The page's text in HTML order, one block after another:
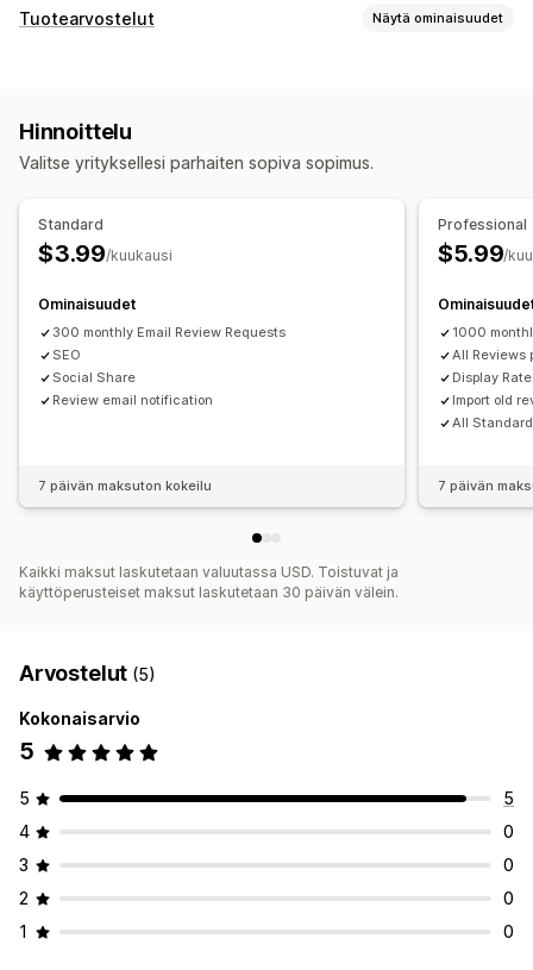
Tuotearvostelut Näytä ominaisuudet
Ruudukkoasettelu
Rich-koodinpätkät
Sähköpostipyynnöt
Hinnoittelu
Valitse yrityksellesi parhaiten sopiva sopimus.
Standard
$3.99/kuukausi
Ominaisuudet
300 monthly Email Review Requests
SEO
Social Share
Review email notification
7 päivän maksuton kokeilu
Professional
$5.99/
1000
All Reviews
Display
Import old
All
7 päivän
Kaikki maksut laskutetaan valuutassa USD. Toistuvat ja
käyttöperusteiset maksut laskutetaan 30 päivän välein.
Arvostelut (5)
Kokonaisarvio
5
5
5
4
0
3
0
2
0
1
0